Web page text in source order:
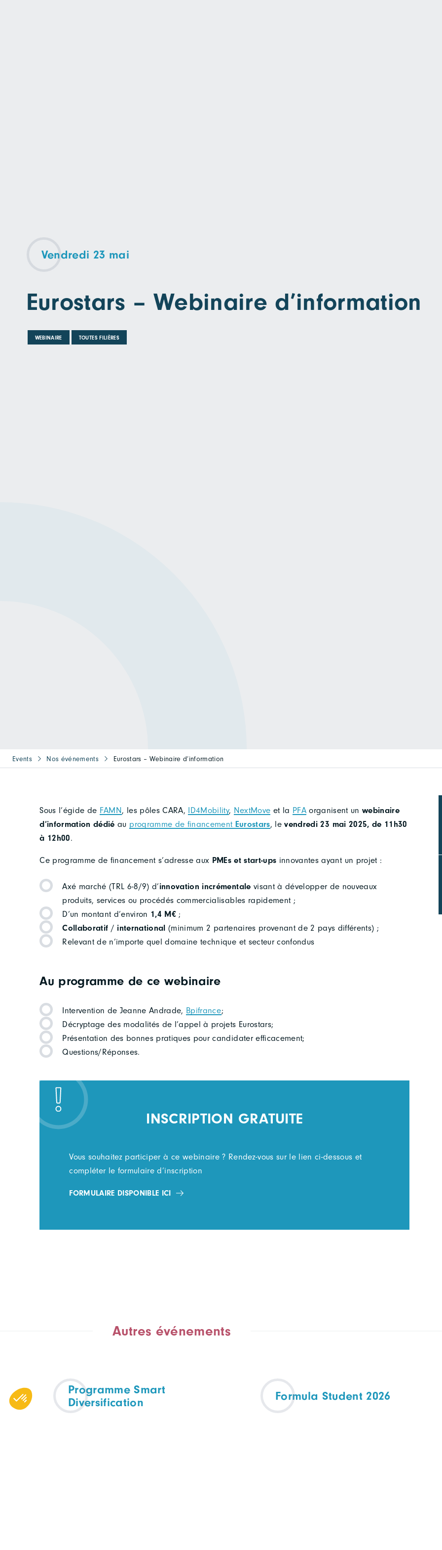
Vendredi 23 mai
Eurostars – Webinaire d’information
WEBINAIRE TOUTES FILIÈRES
Events Nos événements Eurostars – Webinaire d’information
Sous l’égide de FAMN, les pôles CARA, ID4Mobility, NextMove et la PFAorganisent un webinaire
d’information dédié au programme de financement Eurostars, levendredi 23 mai 2025, de 11h30
à 12h00.
Ce programme de financement s’adresse aux PMEs et start-ups innovantes ayant un projet :
Axé marché (TRL 6-8/9) d’innovation incrémentale visant à développer de nouveaux
produits, services ou procédés commercialisables rapidement ;
D’un montant d’environ 1,4 M€ ;
Collaboratif / international (minimum 2 partenaires provenant de 2 pays différents) ;
Relevant de n’importe quel domaine technique et secteur confondus
Au programme de ce webinaire
Intervention de Jeanne Andrade, Bpifrance;
Décryptage des modalités de l’appel à projets Eurostars;
Présentation des bonnes pratiques pour candidater efficacement;
Questions/Réponses.
INSCRIPTION GRATUITE
Vous souhaitez participer à ce webinaire ? Rendez-vous sur le lien ci-dessous et
compléter le formulaire d’inscription
FORMULAIRE DISPONIBLE ICI
Autres événements
Programme Smart
Diversification
Formula Student 2026